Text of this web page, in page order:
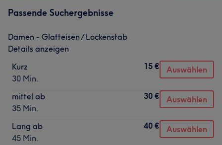
Passende Suchergebnisse
Damen - Glatteisen / Lockenstab
Details anzeigen
Kurz
30 Min.
15 € Auswählen
mittel ab
35 Min.
30 € Auswählen
Lang ab
45 Min.
40 € Auswählen